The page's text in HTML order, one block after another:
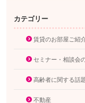
カテゴリー
賃貸のお部屋ご紹
セミナー・相談会
高齢者に関する話
不動産